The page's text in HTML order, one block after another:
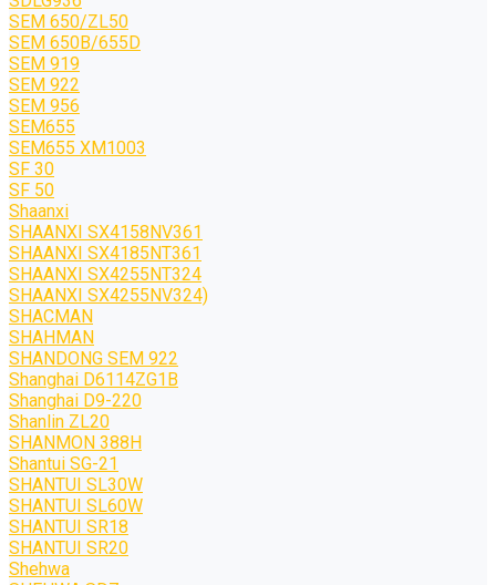
SEM 650/ZL50
SEM 650B/655D
SEM 919
SEM 922
SEM 956
SEM655
SEM655 XM1003
SF 30
SF 50
Shaanxi
SHAANXI SX4158NV361
SHAANXI SX4185NT361
SHAANXI SX4255NT324
SHAANXI SX4255NV324)
SHACMAN
SHAHMAN
SHANDONG SEM 922
Shanghai D6114ZG1B
Shanghai D9-220
Shanlin ZL20
SHANMON 388H
Shantui SG-21
SHANTUI SL30W
SHANTUI SL60W
SHANTUI SR18
SHANTUI SR20
Shehwa